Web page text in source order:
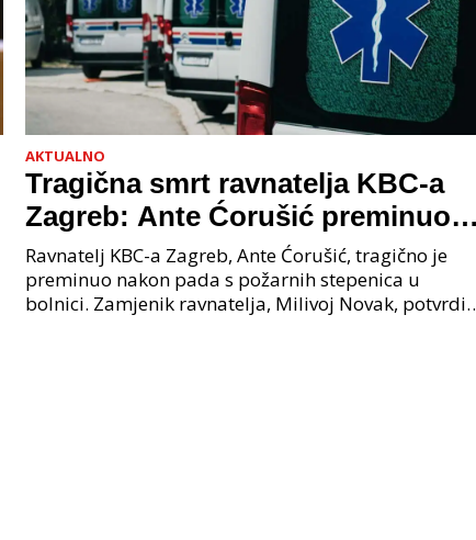
AKTUALNO
Tragična smrt ravnatelja KBC-a
Zagreb: Ante Ćorušić preminuo
nakon pada u bolnici, policija na
mjestu događaja
Ravnatelj KBC-a Zagreb, Ante Ćorušić, tragično je
preminuo nakon pada s požarnih stepenica u
bolnici. Zamjenik ravnatelja, Milivoj Novak, potvrdio